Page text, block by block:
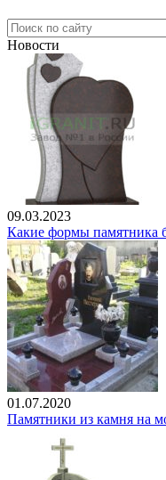
Новости
09.03.2023
Какие формы памятника
01.07.2020
Памятники из камня на